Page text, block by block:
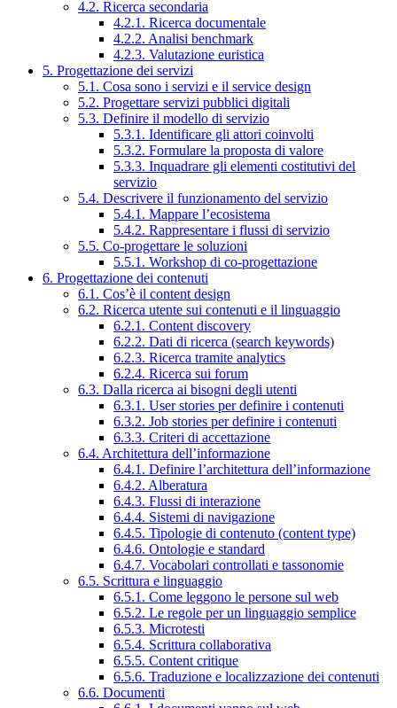
4.2. Ricerca secondaria
4.2.1. Ricerca documentale
4.2.2. Analisi benchmark
4.2.3. Valutazione euristica
5. Progettazione dei servizi
5.1. Cosa sono i servizi e il service design
5.2. Progettare servizi pubblici digitali
5.3. Definire il modello di servizio
5.3.1. Identificare gli attori coinvolti
5.3.2. Formulare la proposta di valore
5.3.3. Inquadrare gli elementi costitutivi del
servizio
5.4. Descrivere il funzionamento del servizio
5.4.1. Mappare l’ecosistema
5.4.2. Rappresentare i flussi di servizio
5.5. Co-progettare le soluzioni
5.5.1. Workshop di co-progettazione
6. Progettazione dei contenuti
6.1. Cos’è il content design
6.2. Ricerca utente sui contenuti e il linguaggio
6.2.1. Content discovery
6.2.2. Dati di ricerca (search keywords)
6.2.3. Ricerca tramite analytics
6.2.4. Ricerca sui forum
6.3. Dalla ricerca ai bisogni degli utenti
6.3.1. User stories per definire i contenuti
6.3.2. Job stories per definire i contenuti
6.3.3. Criteri di accettazione
6.4. Architettura dell’informazione
6.4.1. Definire l’architettura dell’informazione
6.4.2. Alberatura
6.4.3. Flussi di interazione
6.4.4. Sistemi di navigazione
6.4.5. Tipologie di contenuto (content type)
6.4.6. Ontologie e standard
6.4.7. Vocabolari controllati e tassonomie
6.5. Scrittura e linguaggio
6.5.1. Come leggono le persone sul web
6.5.2. Le regole per un linguaggio semplice
6.5.3. Microtesti
6.5.4. Scrittura collaborativa
6.5.5. Content critique
6.5.6. Traduzione e localizzazione dei contenuti
6.6. Documenti